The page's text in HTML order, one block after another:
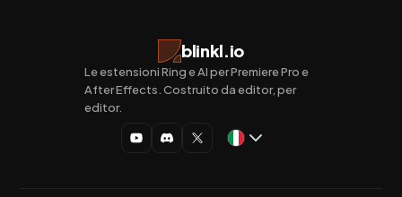
blinkl.io
Le estensioni Ring e AI per Premiere Pro e
After Effects. Costruito da editor, per
editor.